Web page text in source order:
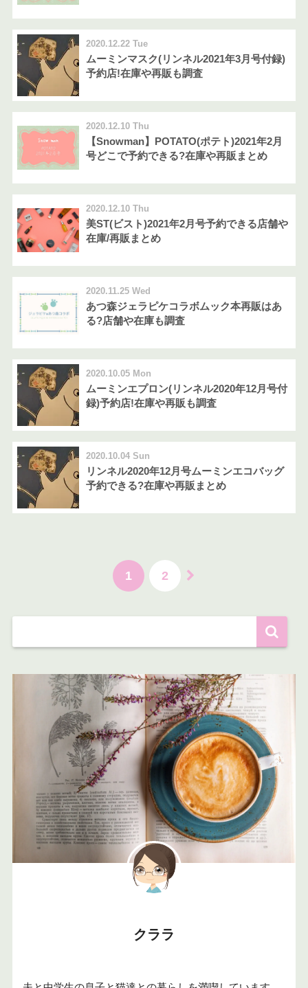
2020.12.22 Tue
ムーミンマスク(リンネル2021年3月号付録)
予約店!在庫や再販も調査
2020.12.10 Thu
【Snowman】POTATO(ポテト)2021年2月
号どこで予約できる?在庫や再販まとめ
2020.12.10 Thu
美ST(ビスト)2021年2月号予約できる店舗や
在庫/再販まとめ
2020.11.25 Wed
あつ森ジェラピケコラボムック本再販はあ
る?店舗や在庫も調査
2020.10.05 Mon
ムーミンエプロン(リンネル2020年12月号付
録)予約店!在庫や再販も調査
2020.10.04 Sun
リンネル2020年12月号ムーミンエコバッグ
予約できる?在庫や再販まとめ
1 2
クララ